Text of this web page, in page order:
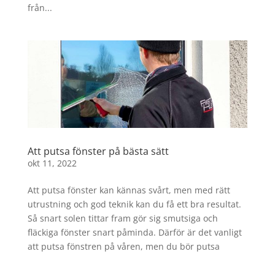
från...
Att putsa fönster på bästa sätt
okt 11, 2022
Att putsa fönster kan kännas svårt, men med rätt
utrustning och god teknik kan du få ett bra resultat.
Så snart solen tittar fram gör sig smutsiga och
fläckiga fönster snart påminda. Därför är det vanligt
att putsa fönstren på våren, men du bör putsa